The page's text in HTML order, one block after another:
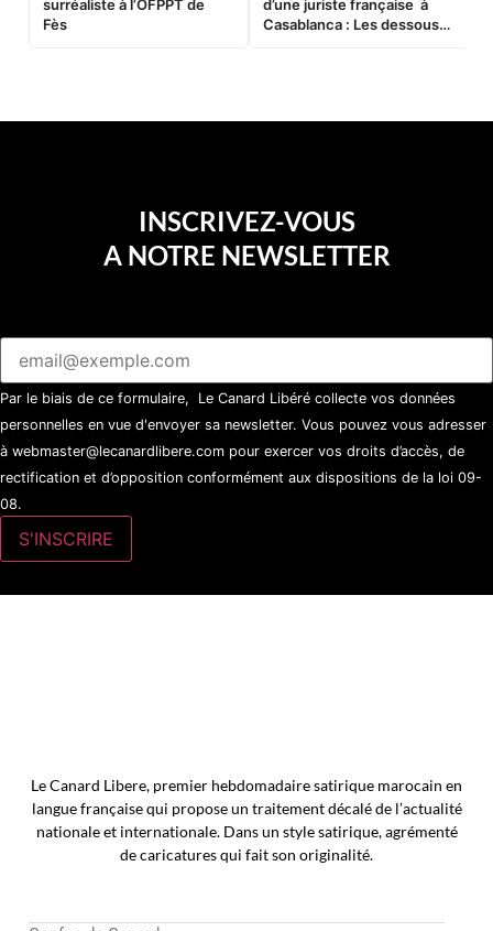
surréaliste à l’OFPPT de
Fès
d’une juriste française à
Casablanca : Les dessous
INSCRIVEZ-VOUS
A NOTRE NEWSLETTER
Par le biais de ce formulaire, Le Canard Libéré collecte vos données
personnelles en vue d'envoyer sa newsletter. Vous pouvez vous adresser
à webmaster@lecanardlibere.com pour exercer vos droits d’accès, de
rectification et d’opposition conformément aux dispositions de la loi 09-
08.
Le Canard Libere, premier hebdomadaire satirique marocain en
langue française qui propose un traitement décalé de l’actualité
nationale et internationale. Dans un style satirique, agrémenté
de caricatures qui fait son originalité.